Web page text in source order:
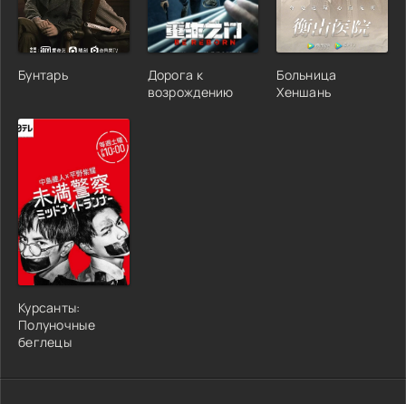
Бунтарь
Дорога к
возрождению
Больница
Хеншань
Курсанты:
Полуночные
беглецы